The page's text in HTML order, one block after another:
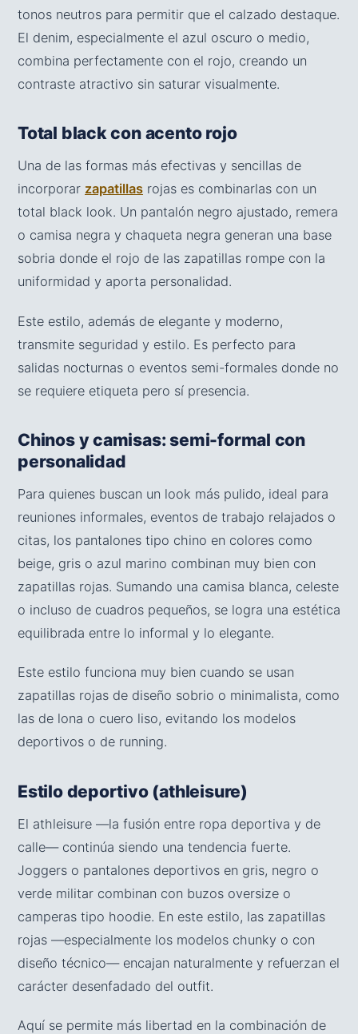
tonos neutros para permitir que el calzado destaque.
El denim, especialmente el azul oscuro o medio,
combina perfectamente con el rojo, creando un
contraste atractivo sin saturar visualmente.
Total black con acento rojo
Una de las formas más efectivas y sencillas de
incorporar zapatillas rojas es combinarlas con un
total black look. Un pantalón negro ajustado, remera
o camisa negra y chaqueta negra generan una base
sobria donde el rojo de las zapatillas rompe con la
uniformidad y aporta personalidad.
Este estilo, además de elegante y moderno,
transmite seguridad y estilo. Es perfecto para
salidas nocturnas o eventos semi-formales donde no
se requiere etiqueta pero sí presencia.
Chinos y camisas: semi-formal con
personalidad
Para quienes buscan un look más pulido, ideal para
reuniones informales, eventos de trabajo relajados o
citas, los pantalones tipo chino en colores como
beige, gris o azul marino combinan muy bien con
zapatillas rojas. Sumando una camisa blanca, celeste
o incluso de cuadros pequeños, se logra una estética
equilibrada entre lo informal y lo elegante.
Este estilo funciona muy bien cuando se usan
zapatillas rojas de diseño sobrio o minimalista, como
las de lona o cuero liso, evitando los modelos
deportivos o de running.
Estilo deportivo (athleisure)
El athleisure —la fusión entre ropa deportiva y de
calle— continúa siendo una tendencia fuerte.
Joggers o pantalones deportivos en gris, negro o
verde militar combinan con buzos oversize o
camperas tipo hoodie. En este estilo, las zapatillas
rojas —especialmente los modelos chunky o con
diseño técnico— encajan naturalmente y refuerzan el
carácter desenfadado del outfit.
Aquí se permite más libertad en la combinación de